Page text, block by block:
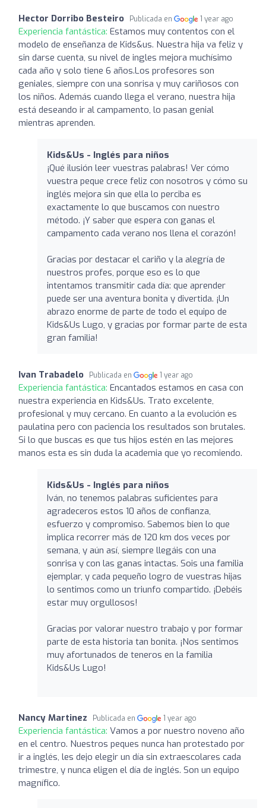
Hector Dorribo Besteiro Publicada en 1 year ago
Experiencia fantástica: Estamos muy contentos con el
modelo de enseñanza de Kids&us. Nuestra hija va feliz y
sin darse cuenta, su nivel de ingles mejora muchísimo
cada año y solo tiene 6 años.Los profesores son
geniales, siempre con una sonrisa y muy cariñosos con
los niños. Además cuando llega el verano, nuestra hija
está deseando ir al campamento, lo pasan genial
mientras aprenden.
Kids&Us - Inglés para niños
¡Qué ilusión leer vuestras palabras! Ver cómo
vuestra peque crece feliz con nosotros y cómo su
inglés mejora sin que ella lo perciba es
exactamente lo que buscamos con nuestro
método. ¡Y saber que espera con ganas el
campamento cada verano nos llena el corazón!
Gracias por destacar el cariño y la alegría de
nuestros profes, porque eso es lo que
intentamos transmitir cada día: que aprender
puede ser una aventura bonita y divertida. ¡Un
abrazo enorme de parte de todo el equipo de
Kids&Us Lugo, y gracias por formar parte de esta
gran familia!
Ivan Trabadelo Publicada en 1 year ago
Experiencia fantástica: Encantados estamos en casa con
nuestra experiencia en Kids&Us. Trato excelente,
profesional y muy cercano. En cuanto a la evolución es
paulatina pero con paciencia los resultados son brutales.
Si lo que buscas es que tus hijos estén en las mejores
manos esta es sin duda la academia que yo recomiendo.
Kids&Us - Inglés para niños
Iván, no tenemos palabras suficientes para
agradeceros estos 10 años de confianza,
esfuerzo y compromiso. Sabemos bien lo que
implica recorrer más de 120 km dos veces por
semana, y aún así, siempre llegáis con una
sonrisa y con las ganas intactas. Sois una familia
ejemplar, y cada pequeño logro de vuestras hijas
lo sentimos como un triunfo compartido. ¡Debéis
estar muy orgullosos!
Gracias por valorar nuestro trabajo y por formar
parte de esta historia tan bonita. ¡Nos sentimos
muy afortunados de teneros en la familia
Kids&Us Lugo!
Nancy Martinez Publicada en 1 year ago
Experiencia fantástica: Vamos a por nuestro noveno año
en el centro. Nuestros peques nunca han protestado por
ir a inglés, les dejo elegir un día sin extraescolares cada
trimestre, y nunca eligen el día de inglés. Son un equipo
magnífico.